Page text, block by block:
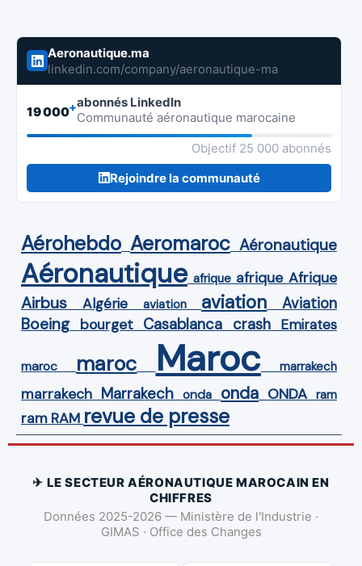
Aeronautique.ma
linkedin.com/company/aeronautique-ma
19 000+abonnés LinkedIn
Communauté aéronautique marocaine
Objectif 25 000 abonnés
Rejoindre la communauté
Aérohebdo Aeromaroc Aéronautique
Aéronautique afrique afrique Afrique
Airbus Algérie aviation aviation Aviation
Boeing bourget Casablanca crash Emirates
maroc maroc Maroc marrakech
marrakech Marrakech onda onda ONDA ram
ram RAM revue de presse
✈ LE SECTEUR AÉRONAUTIQUE MAROCAIN EN
CHIFFRES
Données 2025-2026 — Ministère de l'Industrie ·
GIMAS · Office des Changes